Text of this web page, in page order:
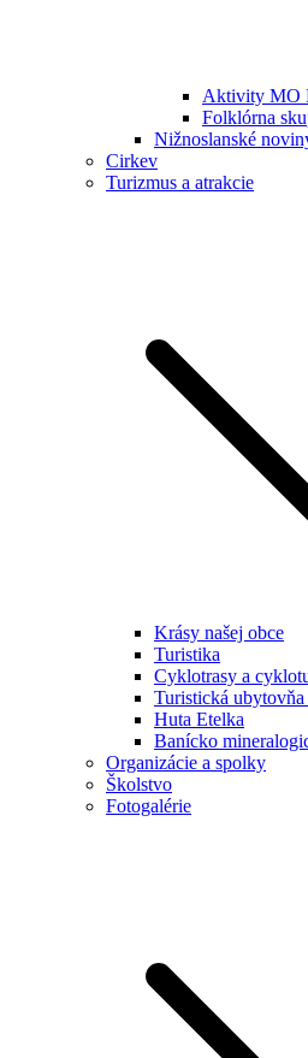
Aktivity MO
Folklórna
Nižnoslanské
Cirkev
Turizmus a atrakcie
Krásy našej obce
Turistika
Cyklotrasy a
Turistická
Huta Etelka
Banícko
Organizácie a spolky
Školstvo
Fotogalérie